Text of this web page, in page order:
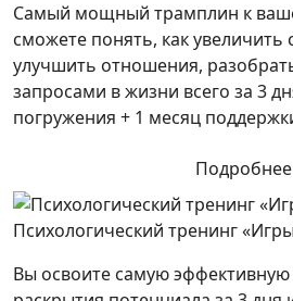
Самый мощный трамплин к
сможете понять, как увеличить
улучшить отношения,
запросами в жизни всего за 3
погружения + 1 месяц
Подробнее
Психологический тренинг
Вы освоите самую